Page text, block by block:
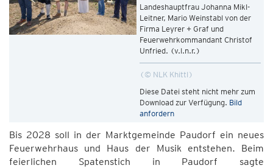
Landeshauptfrau Johanna Mikl-
Leitner, Mario Weinstabl von der
Firma Leyrer + Graf und
Feuerwehrkommandant Christof
Unfried. (v.l.n.r.)
© NLK Khittl
Diese Datei steht nicht mehr zum
Download zur Verfügung. Bild
anfordern
Bis 2028 soll in der Marktgemeinde Paudorf ein neues
Feuerwehrhaus und Haus der Musik entstehen. Beim
feierlichen Spatenstich in Paudorf sagte